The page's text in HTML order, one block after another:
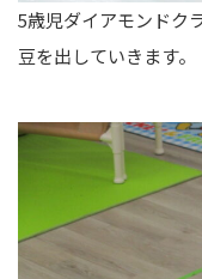
5歳児ダイアモンドク
豆を出していきます。